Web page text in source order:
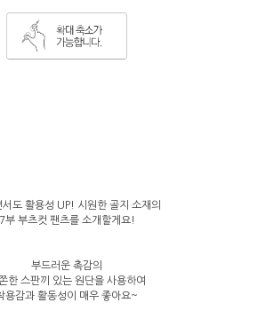
서도 활용성 UP! 시원한 골지 소재의
7부 부츠컷 팬츠를 소개할게요!
부드러운 촉감의
한 스판끼 있는 원단을 사용하여
용감과 활동성이 매우 좋아요~